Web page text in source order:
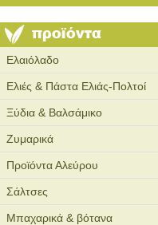
Ελαιόλαδο
Ελιές & Πάστα Ελιάς-Πολτοί
Ξύδια & Βαλσάμικο
Ζυμαρικά
Προϊόντα Αλεύρου
Σάλτσες
Μπαχαρικά & βότανα